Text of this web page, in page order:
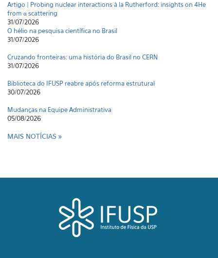
Artigo | Probing nuclear interactions à la Rutherford: insights on 4He
from α scattering
31/07/2026
O hélio na pesquisa científica no Brasil
31/07/2026
Cruzando fronteiras: uma história do Brasil no CERN
31/07/2026
Biblioteca do IFUSP reabre após reforma estrutural
30/07/2026
Mudanças na Equipe Administrativa
05/08/2026
MAIS NOTÍCIAS